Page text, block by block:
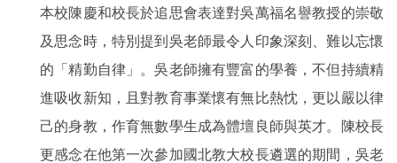
本校陳慶和校長於追思會表達對吳萬福名譽教授的崇敬
及思念時，特別提到吳老師最令人印象深刻、難以忘懷
的「精勤自律」。吳老師擁有豐富的學養，不但持續精
進吸收新知，且對教育事業懷有無比熱忱，更以嚴以律
己的身教，作育無數學生成為體壇良師與英才。陳校長
更感念在他第一次參加國北教大校長遴選的期間，吳老